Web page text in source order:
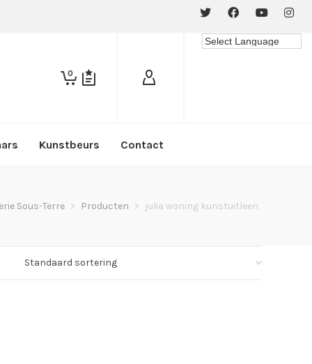
0
Kunstbeurs Contact
Sous-Terre > Producten > julia woning kunstuitleen